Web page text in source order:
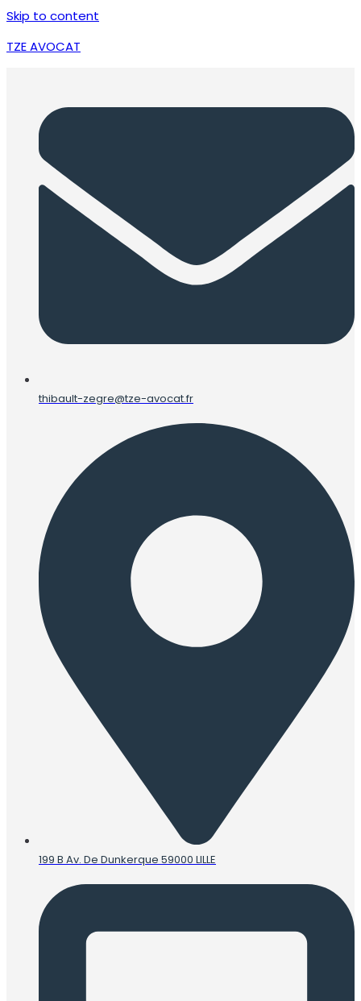
Skip to content
TZE AVOCAT
thibault-zegre@tze-avocat.fr
199 B Av. De Dunkerque 59000 LILLE